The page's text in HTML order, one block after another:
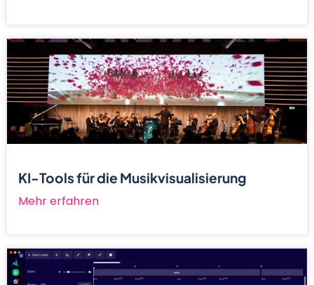
KI-Tools für die Musikvisualisierung
Mehr erfahren